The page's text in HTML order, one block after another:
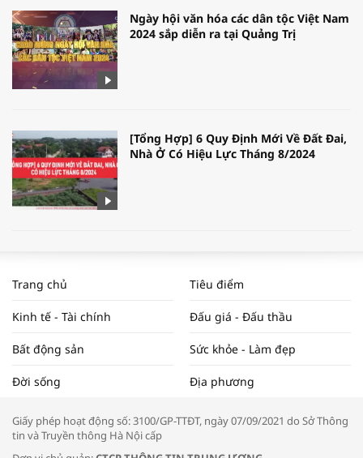
Ngày hội văn hóa các dân tộc Việt Nam
2024 sắp diễn ra tại Quảng Trị
[Tổng Hợp] 6 Quy Định Mới Về Đất Đai,
Nhà Ở Có Hiệu Lực Tháng 8/2024
NAM NĂM 2024 VÀ NĂM 2025 | NHỊP
ĐẬP THỊ TRƯỜNG #62
Tọa đàm “Xúc tiến thương mại: Khơi
Trang chủ Tiêu điểm
Kinh tế - Tài chính Đấu giá - Đấu thầu
Bất động sản Sức khỏe - Làm đẹp
Đời sống Địa phương
Giấy phép hoạt động số: 3100/GP-TTĐT, ngày 07/09/2021 do Sở Thông
tin và Truyền thông Hà Nội cấp